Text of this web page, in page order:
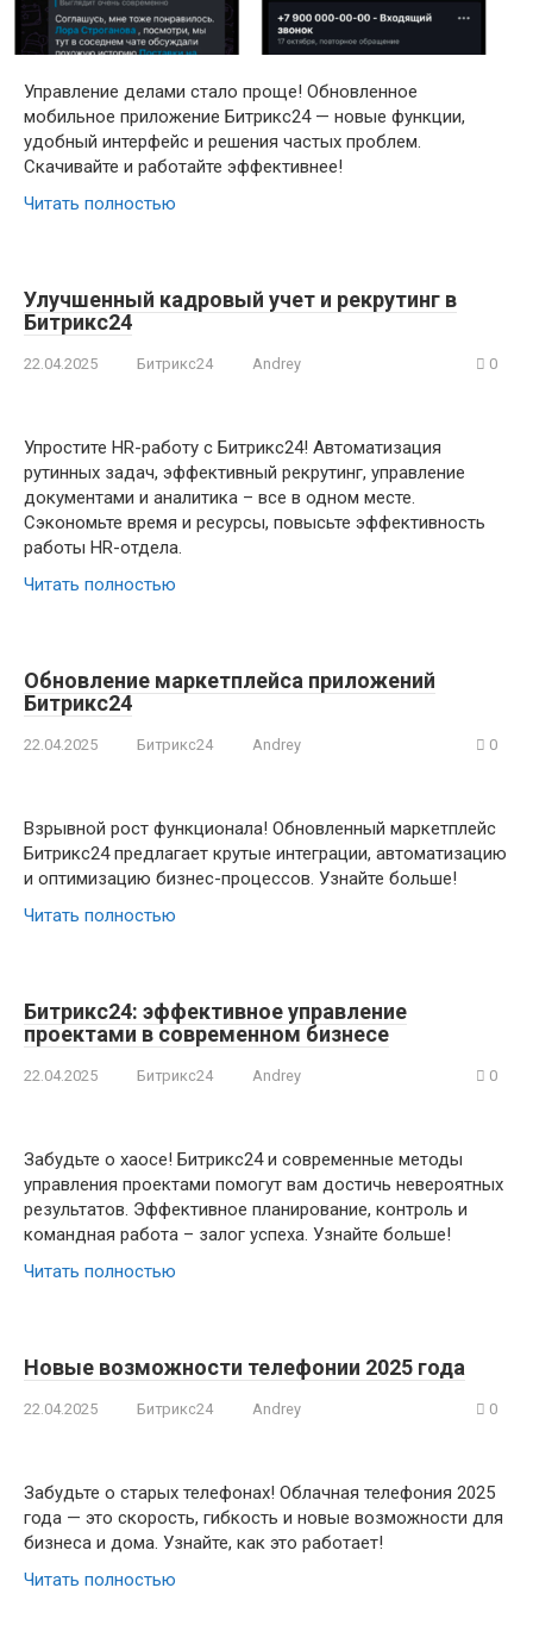
Управление делами стало проще! Обновленное
мобильное приложение Битрикс24 — новые функции,
удобный интерфейс и решения частых проблем.
Скачивайте и работайте эффективнее!
Читать полностью
Улучшенный кадровый учет и рекрутинг в
Битрикс24
22.04.2025 Битрикс24 Andrey 0
Упростите HR-работу с Битрикс24! Автоматизация
рутинных задач, эффективный рекрутинг, управление
документами и аналитика – все в одном месте.
Сэкономьте время и ресурсы, повысьте эффективность
работы HR-отдела.
Читать полностью
Обновление маркетплейса приложений
Битрикс24
22.04.2025 Битрикс24 Andrey 0
Взрывной рост функционала! Обновленный маркетплейс
Битрикс24 предлагает крутые интеграции, автоматизацию
и оптимизацию бизнес-процессов. Узнайте больше!
Читать полностью
Битрикс24: эффективное управление
проектами в современном бизнесе
22.04.2025 Битрикс24 Andrey 0
Забудьте о хаосе! Битрикс24 и современные методы
управления проектами помогут вам достичь невероятных
результатов. Эффективное планирование, контроль и
командная работа – залог успеха. Узнайте больше!
Читать полностью
Новые возможности телефонии 2025 года
22.04.2025 Битрикс24 Andrey 0
Забудьте о старых телефонах! Облачная телефония 2025
года — это скорость, гибкость и новые возможности для
бизнеса и дома. Узнайте, как это работает!
Читать полностью